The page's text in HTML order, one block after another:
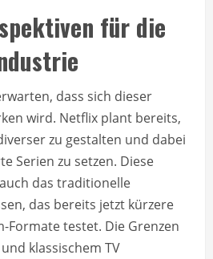
für die
dass sich dieser
wird. Netflix plant bereits,
zu gestalten und dabei
Serien zu setzen. Diese
das traditionelle
das bereits jetzt kürzere
Formate testet. Die Grenzen
klassischem TV